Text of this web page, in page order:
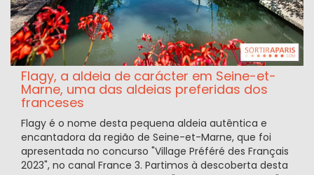
Flagy, a aldeia de carácter em Seine-et-
Marne, uma das aldeias preferidas dos
franceses
Flagy é o nome desta pequena aldeia autêntica e
encantadora da região de Seine-et-Marne, que foi
apresentada no concurso "Village Préféré des Français
2023", no canal France 3. Partimos à descoberta desta